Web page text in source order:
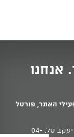
אנחנו
האתר, פורטל
04-